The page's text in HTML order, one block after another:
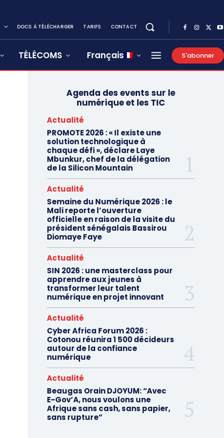
DOCS À TÉLÉCHARGER TARIFS CONTACT
TÉLÉCOMS Français S'abonner
Agenda des events sur le
numérique et les TIC
Actualité
PROMOTE 2026 : « Il existe une
solution technologique à
chaque défi », déclare Laye
Mbunkur, chef de la délégation
de la Silicon Mountain
Actualité
Semaine du Numérique 2026 : le
Mali reporte l’ouverture
officielle en raison de la visite du
président sénégalais Bassirou
Diomaye Faye
Actualité
SIN 2026 : une masterclass pour
apprendre aux jeunes à
transformer leur talent
numérique en projet innovant
Actualité
Cyber Africa Forum 2026 :
Cotonou réunira 1 500 décideurs
autour de la confiance
numérique
Actualité
Beaugas Orain DJOYUM: “Avec
E-Gov’A, nous voulons une
Afrique sans cash, sans papier,
sans rupture”